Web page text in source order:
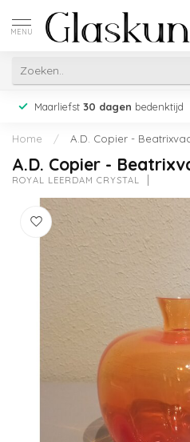
MENU
Maarliefst 30 dagen bedenktijd
Home / A.D. Copier -
A.D. Copier -
ROYAL LEERDAM CRYSTAL